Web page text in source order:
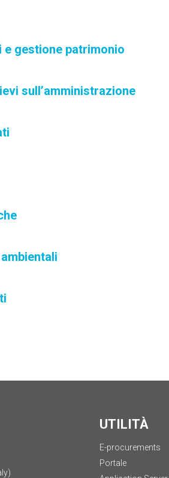
e gestione patrimonio
sull’amministrazione
UTILITÀ
E-procurements
Portale